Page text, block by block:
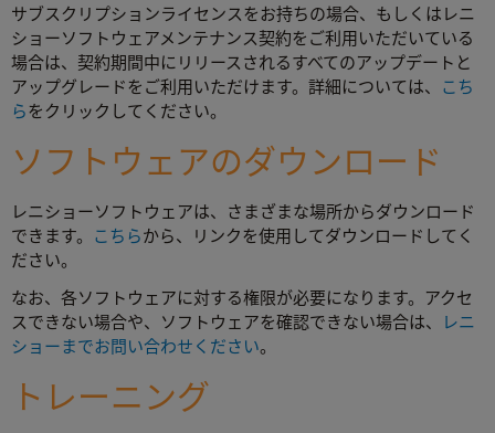
サブスクリプションライセンスをお持ちの場合、もしくはレニ
ショーソフトウェアメンテナンス契約をご利用いただいている
場合は、契約期間中にリリースされるすべてのアップデートと
アップグレードをご利用いただけます。詳細については、 こち
らをクリックしてください。
ソフトウェアのダウンロード
レニショーソフトウェアは、さまざまな場所からダウンロード
できます。 こちらから、リンクを使用してダウンロードしてく
ださい。
なお、各ソフトウェアに対する権限が必要になります。アクセ
スできない場合や、ソフトウェアを確認できない場合は、
レニ
ショーまでお問い合わせください。
トレーニング